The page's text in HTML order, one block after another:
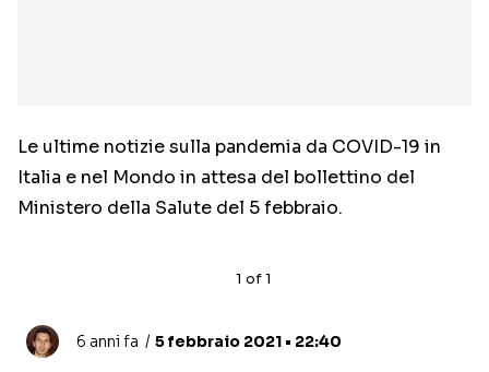
Le ultime notizie sulla pandemia da COVID-19 in
Italia e nel Mondo in attesa del bollettino del
Ministero della Salute del 5 febbraio.
1 of1
6 anni fa 5 febbraio 2021 • 22:40